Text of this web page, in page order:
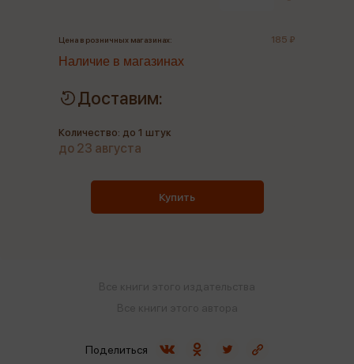
Цена в розничных магазинах: 185 ₽
Наличие в магазинах
Доставим:
Количество: до 1 штук
до 23 августа
Купить
Поделиться